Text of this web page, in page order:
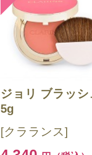
ジョリ ブラッシ
5g
[クラランス]